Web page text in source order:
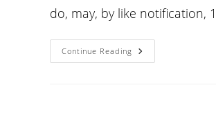
do, may, by like notification,
Continue Reading Child
Labour